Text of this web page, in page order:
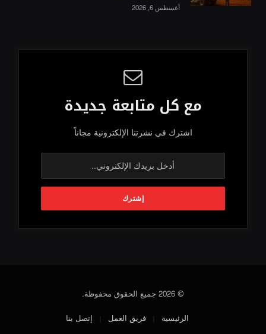
أغسطس 6, 2026
مع كل متابعة جديدة
اشترك في نشرتنا الإلكترونية مجاناً
© 2026 جميع الحقوق محفوظة.
الرئيسية
فريق العمل إتصل بنا